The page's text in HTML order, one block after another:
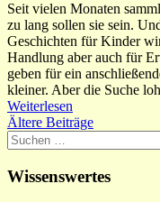
Seit vielen Monaten
zu lang sollen sie sein.
Geschichten für Kinder
Handlung aber auch für
geben für ein
kleiner. Aber die Suche
Weiterlesen
Ältere Beiträge
Suchen
nach:
Wissenswertes